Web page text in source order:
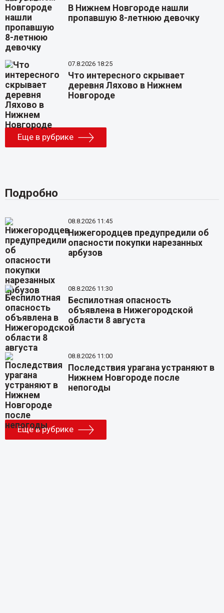
В Нижнем Новгороде нашли
пропавшую 8-летнюю девочку
07.8.2026 18:25
Что интересного скрывает
деревня Ляхово в Нижнем
Новгороде
Еще в рубрике
Подробно
08.8.2026 11:45
Нижегородцев предупредили об
опасности покупки нарезанных
арбузов
08.8.2026 11:30
Беспилотная опасность
объявлена в Нижегородской
области 8 августа
08.8.2026 11:00
Последствия урагана устраняют в
Нижнем Новгороде после
непогоды
Еще в рубрике